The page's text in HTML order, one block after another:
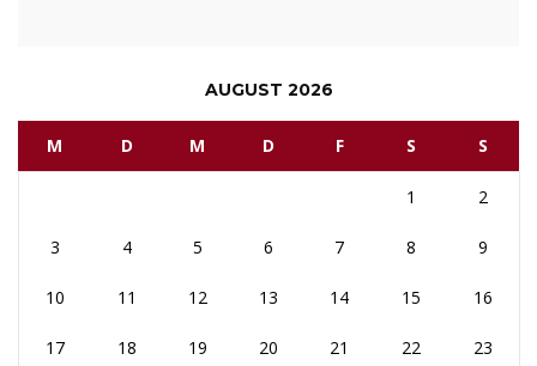
AUGUST 2026
M D M D F S S
1 2
3 4 5 6 7 8 9
10 11 12 13 14 15 16
17 18 19 20 21 22 23